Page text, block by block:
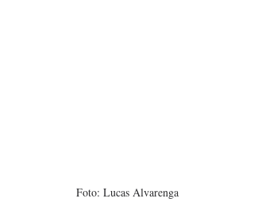
Foto: Lucas Alvarenga